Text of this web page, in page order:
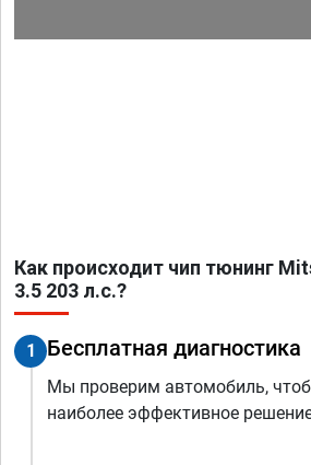
Как происходит чип тюнинг
3.5 203 л.с.?
1 Бесплатная диагностика
Мы проверим автомобиль,
наиболее эффективное